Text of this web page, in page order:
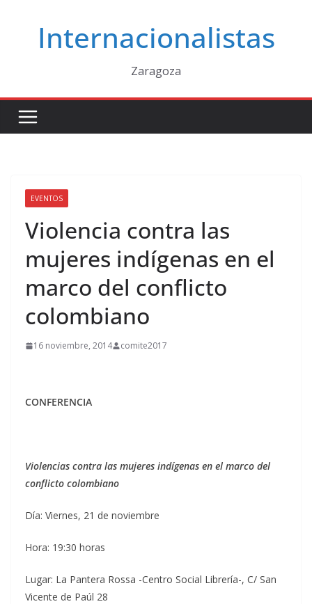
contenidoInternacionalistas
Zaragoza
EVENTOS
Violencia contra las
mujeres indígenas en el
marco del conflicto
colombiano
16 noviembre, 2014 comite2017
CONFERENCIA
Violencias contra las mujeres indígenas en el marco del
conflicto colombiano
Día: Viernes, 21 de noviembre
Hora: 19:30 horas
Lugar: La Pantera Rossa -Centro Social Librería-, C/ San
Vicente de Paúl 28